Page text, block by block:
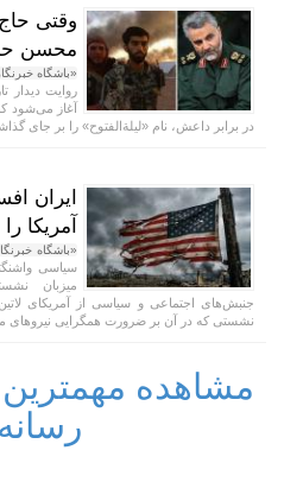
وقتی
محسن
«باشگاه
روایت دیدار
آغاز می‌شود
در برابر داعش، نام «لیلة‌الفتوح» را بر جای
ایران
آمریکا
«باشگاه
سیاسی
میزبان
جنبش‌های اجتماعی و سیاسی از آمریکای
نشستی که در آن بر ضرورت همگرایی نیرو‌های
مشاهده